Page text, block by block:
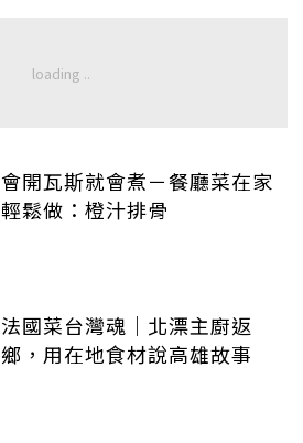
會開瓦斯就會煮－餐廳菜在家
輕鬆做：橙汁排骨
法國菜台灣魂｜北漂主廚返
鄉，用在地食材說高雄故事